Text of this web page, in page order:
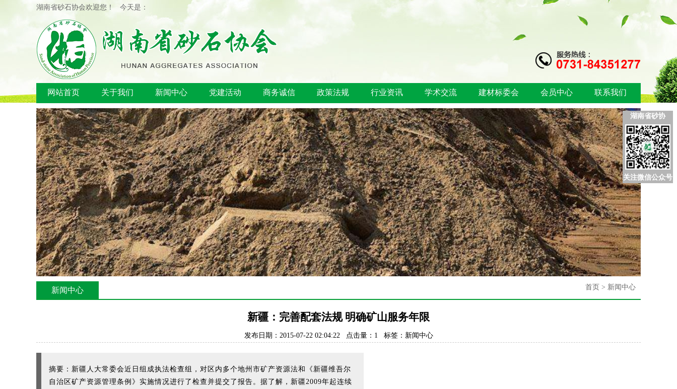
湖南省砂石协会欢迎您！ 今天是：
网站首页 关于我们 新闻中心 党建活动 商务诚信 政策法规 行业资讯 学术交流 建材标委会 会员中心 联系我们
首页 > 新闻中心
新闻中心
新疆：完善配套法规 明确矿山服务年限
发布日期：2015-07-22 02:04:22 点击量：1 标签：新闻中心
摘要：新疆人大常委会近日组成执法检查组，对区内多个地州市矿产资源法和《新疆维吾尔
自治区矿产资源管理条例》实施情况进行了检查并提交了报告。据了解，新疆2009年起连续
湖南省砂协
关注微信公众号